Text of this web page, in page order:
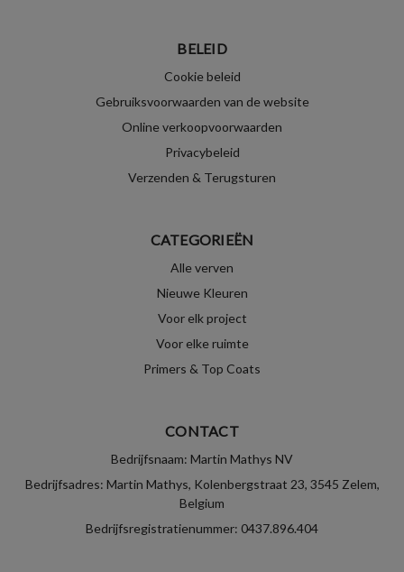
BELEID
Cookie beleid
Gebruiksvoorwaarden van de website
Online verkoopvoorwaarden
Privacybeleid
Verzenden & Terugsturen
CATEGORIEËN
Alle verven
Nieuwe Kleuren
Voor elk project
Voor elke ruimte
Primers & Top Coats
CONTACT
Bedrijfsnaam: Martin Mathys NV
Bedrijfsadres: Martin Mathys, Kolenbergstraat 23, 3545 Zelem,
Belgium
Bedrijfsregistratienummer: 0437.896.404